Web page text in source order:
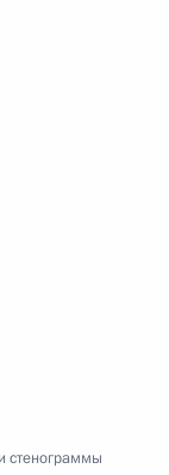
стенограммы